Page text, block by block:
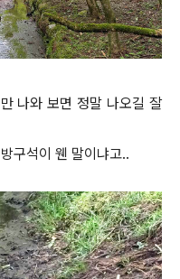
나와 보면 정말 나오길 잘
구석이 웬 말이냐고..